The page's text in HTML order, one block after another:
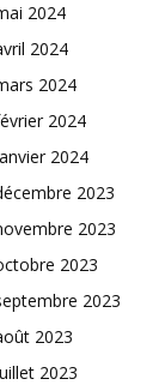
2024
2024
2024
2024
2024
2023
2023
2023
2023
2023
2023